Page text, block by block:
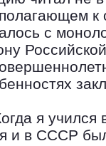
к
с
я учился
и в СССР